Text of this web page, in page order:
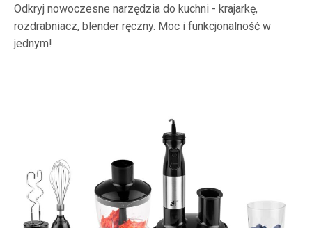
Odkryj nowoczesne narzędzia do kuchni - krajarkę,
rozdrabniacz, blender ręczny. Moc i funkcjonalność w
jednym!